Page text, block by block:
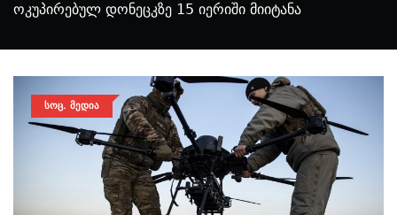
ოკუპირებულ დონეცკზე 15 იერიში მიიტანა
ᲡᲝᲪ. ᲛᲔᲓᲘᲐ